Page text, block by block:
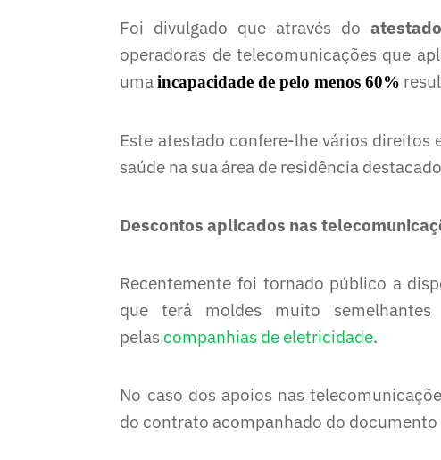
Foi divulgado que através do
operadoras de telecomunicações que
umaincapacidade de pelo menos 60%
Este atestado confere-lhe vários
saúde na sua área de residência
Descontos aplicados nas
Recentemente foi tornado público a
que terá moldes muito
pelas companhias de eletricidade.
No caso dos apoios nas
do contrato acompanhado do